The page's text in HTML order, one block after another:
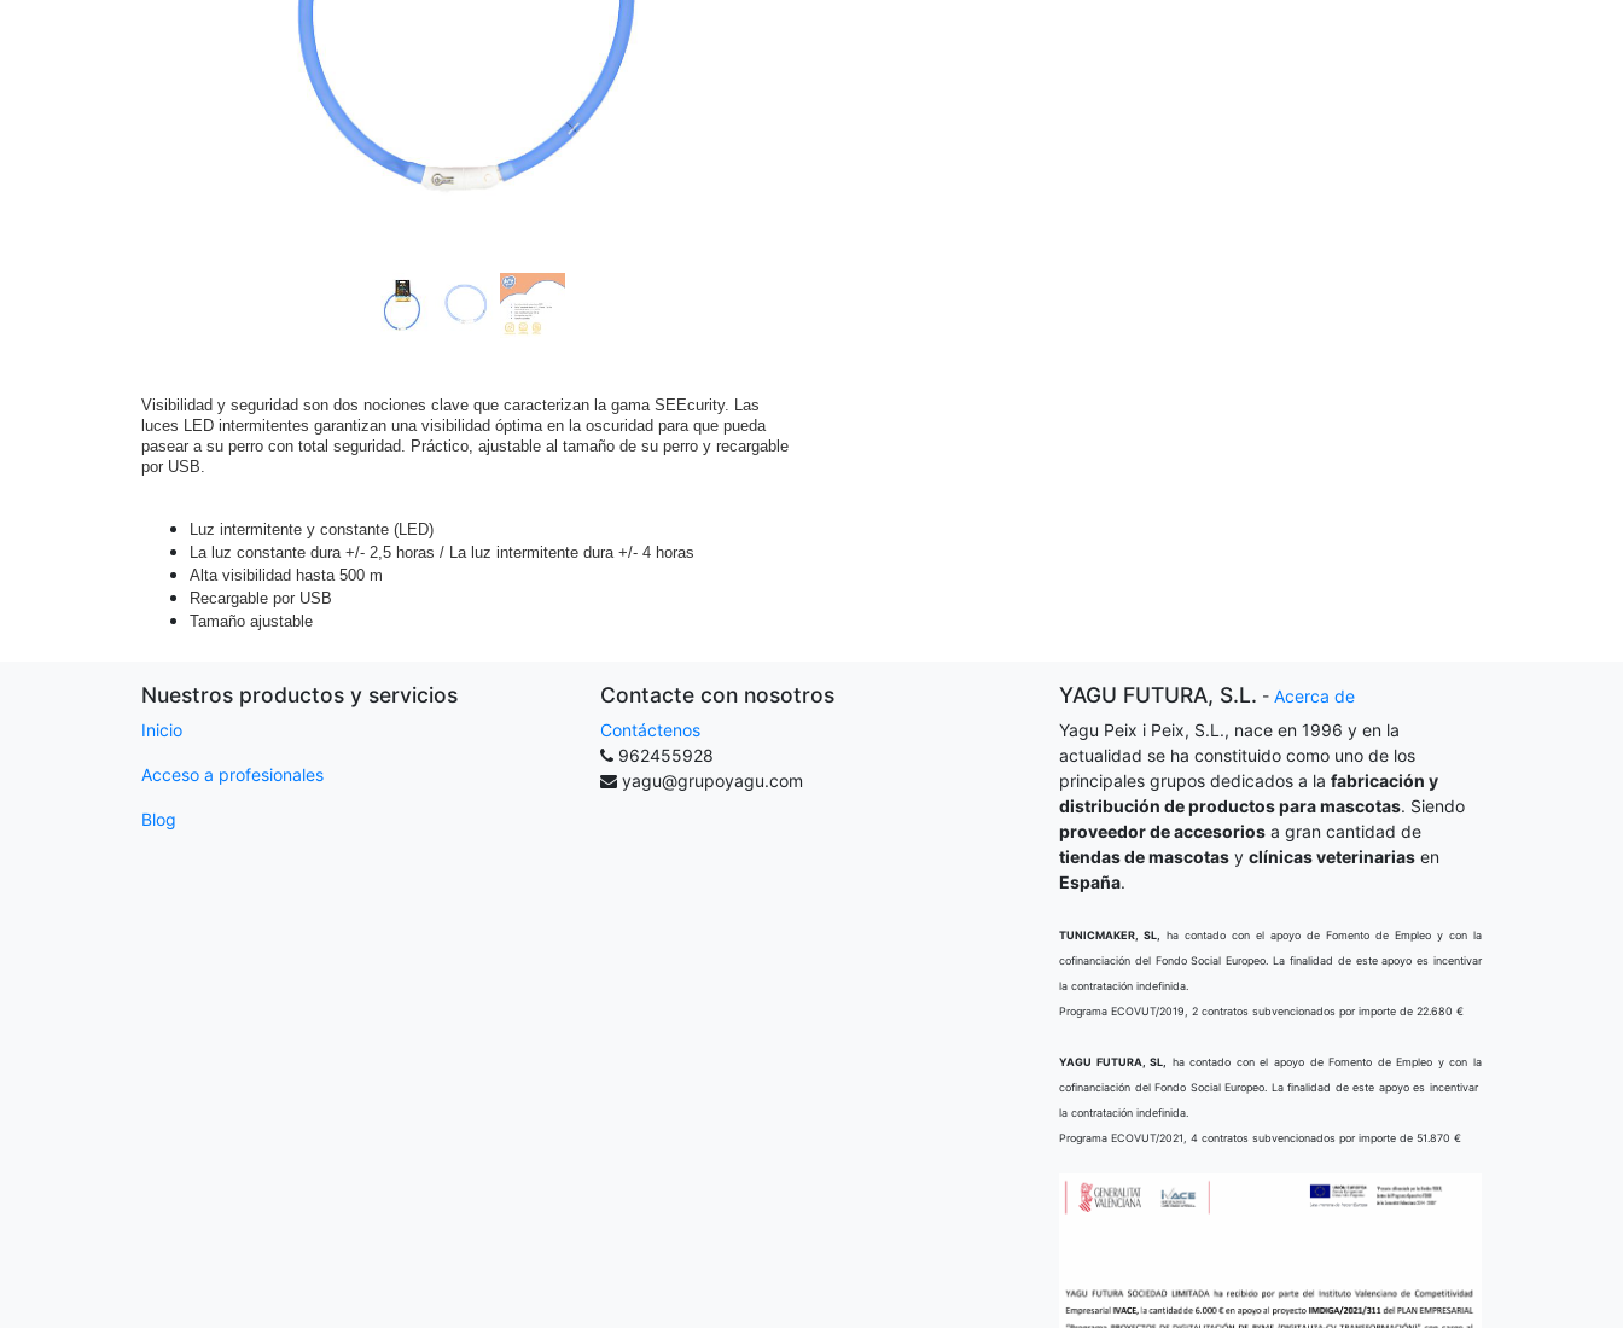
Visibilidad y seguridad son dos nociones clave que caracterizan la gama SEEcurity. Las
luces LED intermitentes garantizan una visibilidad óptima en la oscuridad para que pueda
pasear a su perro con total seguridad. Práctico, ajustable al tamaño de su perro y recargable
por USB.
Luz intermitente y constante (LED)
La luz constante dura +/- 2,5 horas / La luz intermitente dura +/- 4 horas
Alta visibilidad hasta 500 m
Recargable por USB
Tamaño ajustable
Nuestros productos y servicios
Inicio
Acceso a profesionales
Blog
Contacte con nosotros
Contáctenos
962455928
yagu@grupoyagu.com
YAGU FUTURA, S.L. - Acerca de
Yagu Peix i Peix, S.L., nace en 1996 y en la
actualidad se ha constituido como uno de los
principales grupos dedicados a la fabricación y
distribución de productos para mascotas. Siendo
proveedor de accesorios a gran cantidad de
tiendas de mascotas y clínicas veterinarias en
España.
TUNICMAKER, SL,
ha contado con el apoyo de Fomento de Empleo y con la
cofinanciación del Fondo Social Europeo. La finalidad de este apoyo es incentivar
la contratación indefinida.
Programa ECOVUT/2019, 2 contratos subvencionados por importe de 22.680 €
YAGU FUTURA, SL,
ha contado con el apoyo de Fomento de Empleo y con la
cofinanciación del Fondo Social Europeo. La finalidad de este apoyo es incentivar
la contratación indefinida.
Programa ECOVUT/2021, 4 contratos subvencionados por importe de 51.870 €